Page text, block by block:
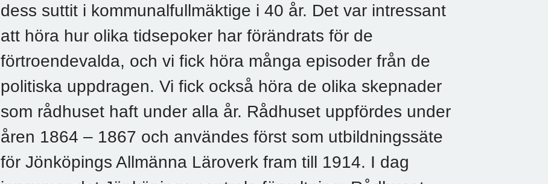
dess suttit i kommunalfullmäktige i 40 år. Det var intressant
att höra hur olika tidsepoker har förändrats för de
förtroendevalda, och vi fick höra många episoder från de
politiska uppdragen. Vi fick också höra de olika skepnader
som rådhuset haft under alla år. Rådhuset uppfördes under
åren 1864 – 1867 och användes först som utbildningssäte
för Jönköpings Allmänna Läroverk fram till 1914. I dag